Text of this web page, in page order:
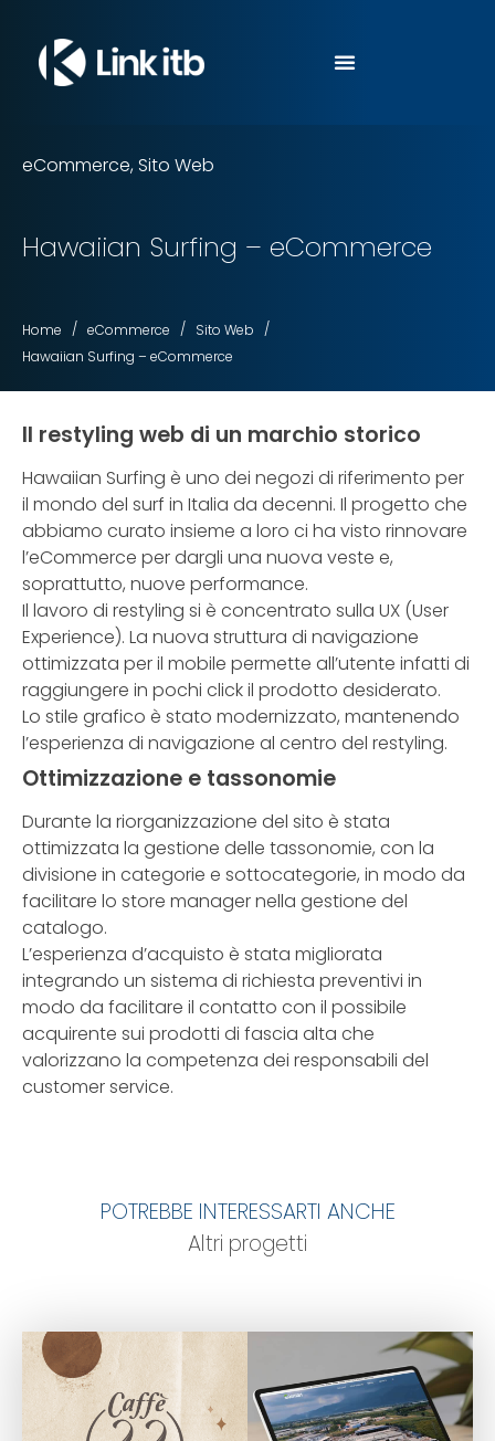
eCommerce,Sito Web
Hawaiian Surfing – eCommerce
Home / eCommerce / Sito Web
/
Hawaiian Surfing – eCommerce
Il restyling web di un marchio storico
Hawaiian Surfing è uno dei negozi di riferimento per
il mondo del surf in Italia da decenni. Il progetto che
abbiamo curato insieme a loro ci ha visto rinnovare
l’eCommerce per dargli una nuova veste e,
soprattutto, nuove performance.
Il lavoro di restyling si è concentrato sulla UX (User
Experience). La nuova struttura di navigazione
ottimizzata per il mobile permette all’utente infatti di
raggiungere in pochi click il prodotto desiderato.
Lo stile grafico è stato modernizzato, mantenendo
l’esperienza di navigazione al centro del restyling.
Ottimizzazione e tassonomie
Durante la riorganizzazione del sito è stata
ottimizzata la gestione delle tassonomie, con la
divisione in categorie e sottocategorie, in modo da
facilitare lo store manager nella gestione del
catalogo.
L’esperienza d’acquisto è stata migliorata
integrando un sistema di richiesta preventivi in
modo da facilitare il contatto con il possibile
acquirente sui prodotti di fascia alta che
valorizzano la competenza dei responsabili del
customer service.
POTREBBE INTERESSARTI ANCHE
Altri progetti